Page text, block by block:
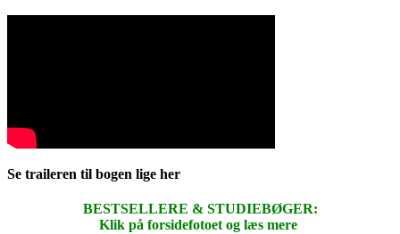
Se traileren til bogen lige her
BESTSELLERE & STUDIEBØGER:
Klik på forsidefotoet og læs mere